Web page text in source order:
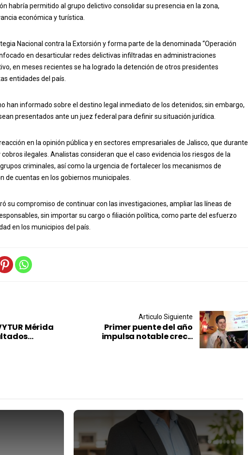
habría permitido al grupo delictivo consolidar su presencia en la zona,
económica y turística.
Nacional contra la Extorsión y forma parte de la denominada “Operación
en desarticular redes delictivas infiltradas en administraciones
en meses recientes se ha logrado la detención de otros presidentes
entidades del país.
han informado sobre el destino legal inmediato de los detenidos; sin embargo,
presentados ante un juez federal para definir su situación jurídica.
en la opinión pública y en sectores empresariales de Jalisco, que durante
ilegales. Analistas consideran que el caso evidencia los riesgos de la
criminales, así como la urgencia de fortalecer los mecanismos de
de cuentas en los gobiernos municipales.
su compromiso de continuar con las investigaciones, ampliar las líneas de
sin importar su cargo o filiación política, como parte del esfuerzo
en los municipios del país.
Mérida
Articulo Siguiente
Primer puente del año
impulsa notable crec...